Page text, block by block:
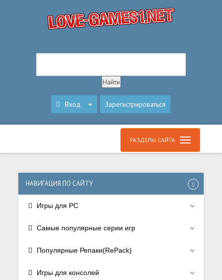
Вход Зарегистрироваться
РАЗДЕЛЫ САЙТА
НАВИГАЦИЯ ПО САЙТУ
Игры для PC
Самые популярные серии игр
Популярные Репаки(RePack)
Игры для консолей